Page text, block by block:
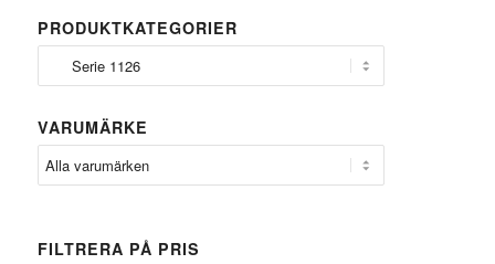
PRODUKTKATEGORIER
VARUMÄRKE
FILTRERA PÅ PRIS